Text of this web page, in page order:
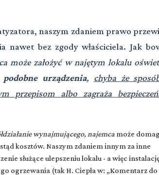
naszym zdaniem prawo
nawet bez zgody właściciela. Jak
może założyć w najętym lokalu
urządzenia, chyba że
przepisom albo zagraża
wynajmującego, najemca może
kosztów. Naszym zdaniem innym za inne
służące ulepszeniu lokalu - a więc
ogrzewania (tak H. Ciepła w: „Komentarz do